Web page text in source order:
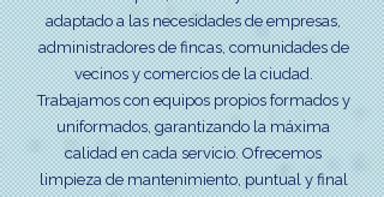
adaptado a las necesidades de empresas,
administradores de fincas, comunidades de
vecinos y comercios de la ciudad.
Trabajamos con equipos propios formados y
uniformados, garantizando la máxima
calidad en cada servicio.Ofrecemos
limpieza de mantenimiento, puntual y final